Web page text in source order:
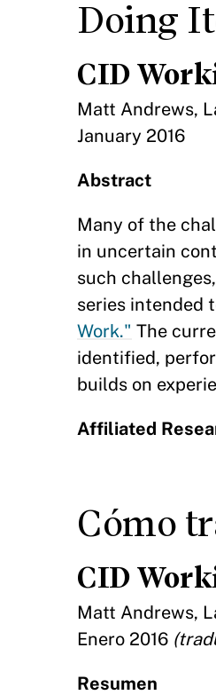
Doing
CID
Matt Andrews,
January 2016
Abstract
Many of the
in uncertain
such
series intended
Work." The
identified,
builds on
Affiliated
Cómo
CID
Matt Andrews,
Enero 2016
Resumen